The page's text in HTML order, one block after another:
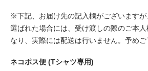
※下記、お届け先の記入欄がございます
選ばれた場合には、受け渡しの際のご本
なり、実際には配送は行いません。予めご
ネコポス便 (Tシャツ専用)